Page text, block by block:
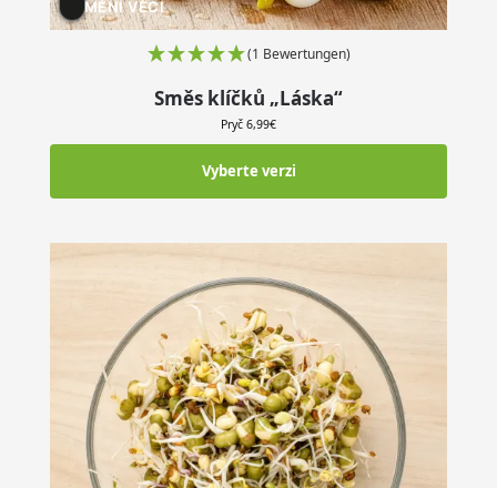
MĚNÍ VĚCI
(1 Bewertungen)
Směs klíčků „Láska“
Pryč 6,99€
Vyberte verzi